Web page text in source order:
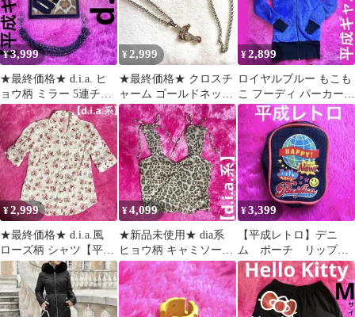
¥3,999
★最終価格★ d.i.a. ヒ
ョウ柄 ミラー 5連チェ
ーン【平成ギャル】 鏡
¥2,999
★最終価格★ クロスチ
ャーム ゴールドネック
レス【平成ギャル】dia
系
¥2,899
ロイヤルブルー もこも
こ フーディ パーカー
【平成ギャル】Y2K
¥2,999
★最終価格★ d.i.a.風
ローズ柄 シャツ【平成
ギャル】グランジ 花柄
¥4,099
★新品未使用★ dia系
ヒョウ柄 キャミソール
【平成ギャル】 レオパ
ード
¥3,399
【平成レトロ】デニ
ム ポーチ リップポ
ーチ にこちゃん y2k
平成女児